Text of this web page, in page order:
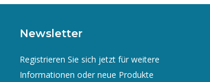
Newsletter
Registrieren Sie sich jetzt für weitere
Informationen oder neue Produkte